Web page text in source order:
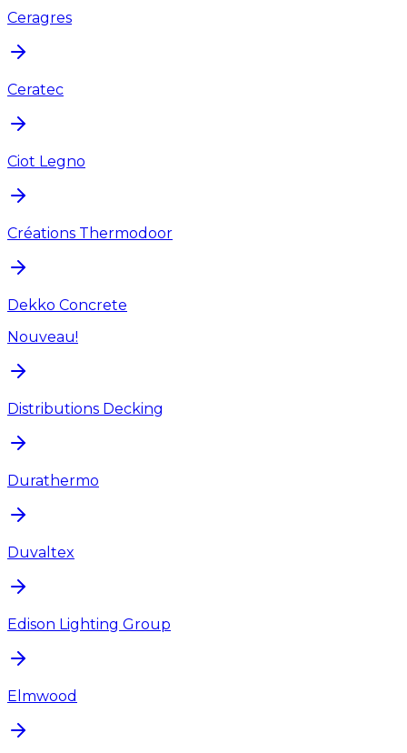
Ceragres
Ceratec
Ciot Legno
Créations Thermodoor
Dekko Concrete
Nouveau!
Distributions Decking
Durathermo
Duvaltex
Edison Lighting Group
Elmwood